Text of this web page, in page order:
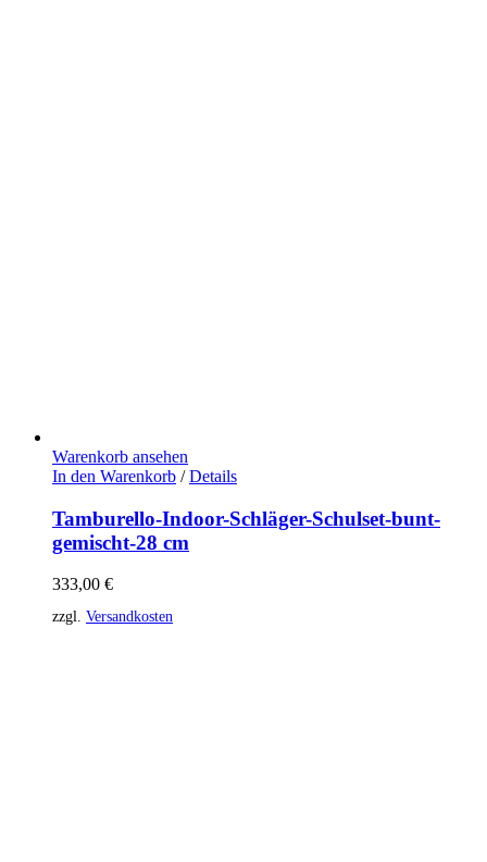
Warenkorb ansehen
In den Warenkorb / Details
Tamburello-Indoor-Schläger-Schulset-bunt-
gemischt-28 cm
333,00 €
zzgl. Versandkosten